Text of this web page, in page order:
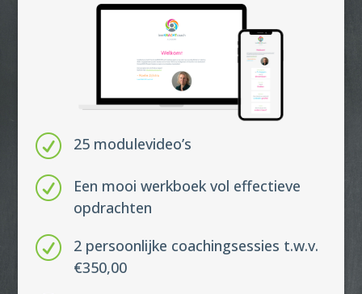
R 25 modulevideo’s
R
Een mooi werkboek vol effectieve
opdrachten
R
2 persoonlijke coachingsessies t.w.v.
€350,00